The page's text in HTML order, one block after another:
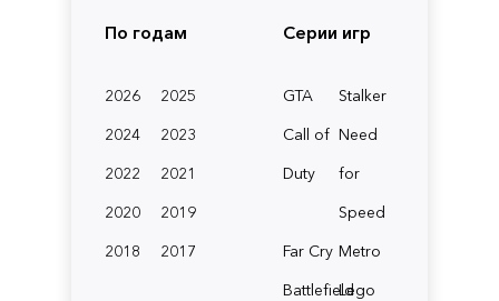
По годам
2026
2025
2024
2023
2022
2021
2020
2019
2018
2017
Серии игр
GTA
Stalker
Call of
Duty
Need
for
Speed
Far Cry Metro
BattlefieldLego